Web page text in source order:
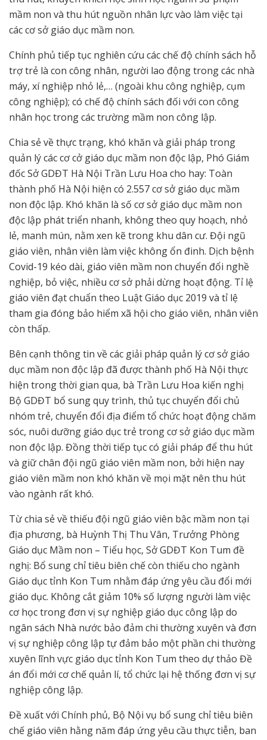
mầm non và thu hút nguồn nhân lực vào làm việc tại
các cơ sở giáo dục mầm non.
Chính phủ tiếp tục nghiên cứu các chế độ chính sách hỗ
trợ trẻ là con công nhân, người lao động trong các nhà
máy, xí nghiệp nhỏ lẻ,… (ngoài khu công nghiệp, cụm
công nghiệp); có chế độ chính sách đối với con công
nhân học trong các trường mầm non công lập.
Chia sẻ về thực trạng, khó khăn và giải pháp trong
quản lý các cơ cở giáo dục mầm non độc lập, Phó Giám
đốc Sở GDĐT Hà Nội Trần Lưu Hoa cho hay: Toàn
thành phố Hà Nội hiện có 2.557 cơ sở giáo dục mầm
non độc lập. Khó khăn là số cơ sở giáo dục mầm non
độc lập phát triển nhanh, không theo quy hoạch, nhỏ
lẻ, manh mún, nằm xen kẽ trong khu dân cư. Đội ngũ
giáo viên, nhân viên làm việc không ổn đinh. Dịch bệnh
Covid-19 kéo dài, giáo viên mầm non chuyển đổi nghề
nghiệp, bỏ việc, nhiều cơ sở phải dừng hoạt động. Tỉ lệ
giáo viên đạt chuẩn theo Luật Giáo dục 2019 và tỉ lệ
tham gia đóng bảo hiểm xã hội cho giáo viên, nhân viên
còn thấp.
Bên cạnh thông tin về các giải pháp quản lý cơ sở giáo
dục mầm non độc lập đã được thành phố Hà Nội thực
hiện trong thời gian qua, bà Trần Lưu Hoa kiến nghị
Bộ GDĐT bổ sung quy trình, thủ tục chuyển đổi chủ
nhóm trẻ, chuyển đổi địa điểm tổ chức hoạt động chăm
sóc, nuôi dưỡng giáo dục trẻ trong cơ sở giáo dục mầm
non độc lập. Đồng thời tiếp tục có giải pháp để thu hút
và giữ chân đội ngũ giáo viên mầm non, bởi hiện nay
giáo viên mầm non khó khăn về mọi mặt nên thu hút
vào ngành rất khó.
Từ chia sẻ về thiếu đội ngũ giáo viên bậc mầm non tại
địa phương, bà Huỳnh Thị Thu Vân, Trưởng Phòng
Giáo dục Mầm non – Tiểu học, Sở GDĐT Kon Tum đề
nghị: Bổ sung chỉ tiêu biên chế còn thiếu cho ngành
Giáo dục tỉnh Kon Tum nhằm đáp ứng yêu cầu đổi mới
giáo dục. Không cắt giảm 10% số lượng người làm việc
cơ học trong đơn vị sự nghiệp giáo dục công lập do
ngân sách Nhà nước bảo đảm chi thường xuyên và đơn
vị sự nghiệp công lập tự đảm bảo một phần chi thường
xuyên lĩnh vực giáo dục tỉnh Kon Tum theo dự thảo Đề
án đổi mới cơ chế quản lí, tổ chức lại hệ thống đơn vị sự
nghiệp công lập.
Đề xuất với Chính phủ, Bộ Nội vụ bổ sung chỉ tiêu biên
chế giáo viên hằng năm đáp ứng yêu cầu thực tiễn, ban